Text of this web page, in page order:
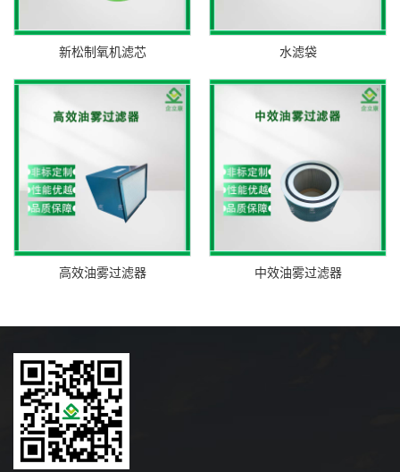
新松制氧机滤芯 水滤袋
高效油雾过滤器 中效油雾过滤器